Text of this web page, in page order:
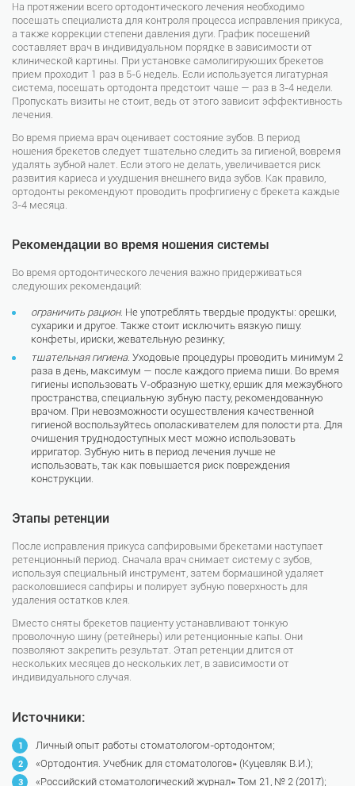
На протяжении всего ортодонтического лечения необходимо
посещать специалиста для контроля процесса исправления прикуса,
а также коррекции степени давления дуги. График посещений
составляет врач в индивидуальном порядке в зависимости от
клинической картины. При установке самолигирующих брекетов
прием проходит 1 раз в 5-6 недель. Если используется лигатурная
система, посещать ортодонта предстоит чаще — раз в 3-4 недели.
Пропускать визиты не стоит, ведь от этого зависит эффективность
лечения.
Во время приема врач оценивает состояние зубов. В период
ношения брекетов следует тщательно следить за гигиеной, вовремя
удалять зубной налет. Если этого не делать, увеличивается риск
развития кариеса и ухудшения внешнего вида зубов. Как правило,
ортодонты рекомендуют проводить профгигиену с брекета каждые
3-4 месяца.
Рекомендации во время ношения системы
Во время ортодонтического лечения важно придерживаться
следующих рекомендаций:
ограничить рацион. Не употреблять твердые продукты: орешки,
сухарики и другое. Также стоит исключить вязкую пищу:
конфеты, ириски, жевательную резинку;
тщательная гигиена. Уходовые процедуры проводить минимум 2
раза в день, максимум — после каждого приема пищи. Во время
гигиены использовать V-образную щетку, ершик для межзубного
пространства, специальную зубную пасту, рекомендованную
врачом. При невозможности осуществления качественной
гигиеной воспользуйтесь ополаскивателем для полости рта. Для
очищения труднодоступных мест можно использовать
ирригатор. Зубную нить в период лечения лучше не
использовать, так как повышается риск повреждения
конструкции.
Этапы ретенции
После исправления прикуса сапфировыми брекетами наступает
ретенционный период. Сначала врач снимает систему с зубов,
используя специальный инструмент, затем бормашиной удаляет
расколовшиеся сапфиры и полирует зубную поверхность для
удаления остатков клея.
Вместо сняты брекетов пациенту устанавливают тонкую
проволочную шину (ретейнеры) или ретенционные капы. Они
позволяют закрепить результат. Этап ретенции длится от
нескольких месяцев до нескольких лет, в зависимости от
индивидуального случая.
Источники:
Личный опыт работы стоматологом-ортодонтом;
«Ортодонтия. Учебник для стоматологов» (Куцевляк В.И.);
«Российский стоматологический журнал» Том 21, № 2 (2017);